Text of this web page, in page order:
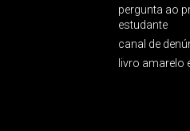
pergunta ao
estudante
canal de
livro amarelo